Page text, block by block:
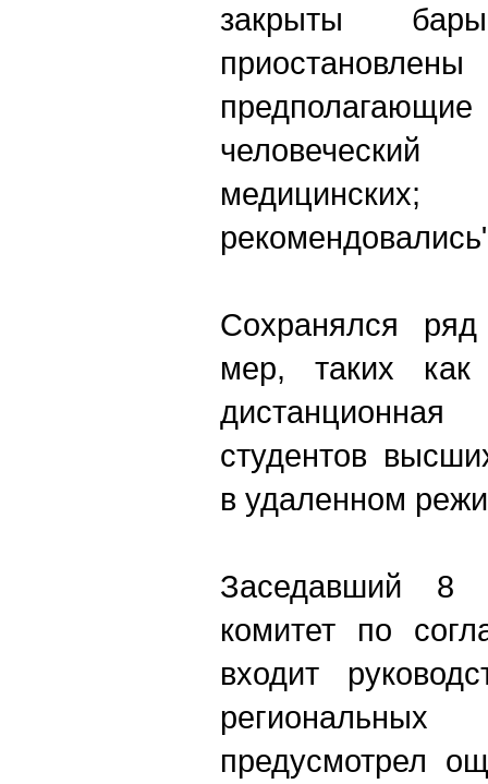
закрыты
медицинских;
Сохранялся
мер, таких как
студентов
в удаленном
Заседавший 8
комитет по
входит
предусмотрел